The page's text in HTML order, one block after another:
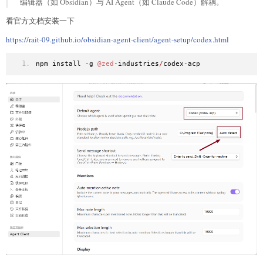
看官方文档安装一下
https://rait-09.github.io/obsidian-agent-client/agent-setup/codex.html
npm install -g @zed - industries/codex -acp